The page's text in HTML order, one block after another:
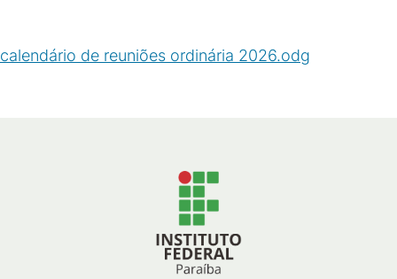
calendário de reuniões ordinária 2026.odg